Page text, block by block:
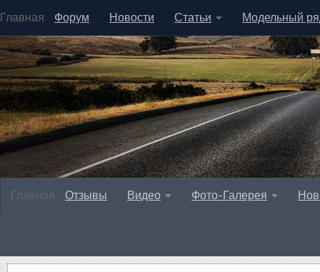
Главная Форум Новости Статьи Модельный
Главная Отзывы Видео Фото-Галерея